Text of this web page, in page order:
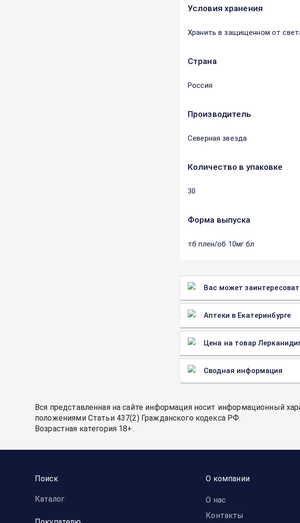
Условия хранения
Хранить в защищенном от
Страна
Россия
Производитель
Северная звезда
Количество в упаковке
30
Форма выпуска
тб плен/об 10мг бл
Вас может
Аптеки в Екатеринбурге
Цена на товар
Сводная информация
Вся представленная на сайте информация носит информационный
положениями Статьи 437(2) Гражданского кодекса РФ.
Возрастная категория 18+.
Поиск
Каталог
О компании
О нас
Контакты